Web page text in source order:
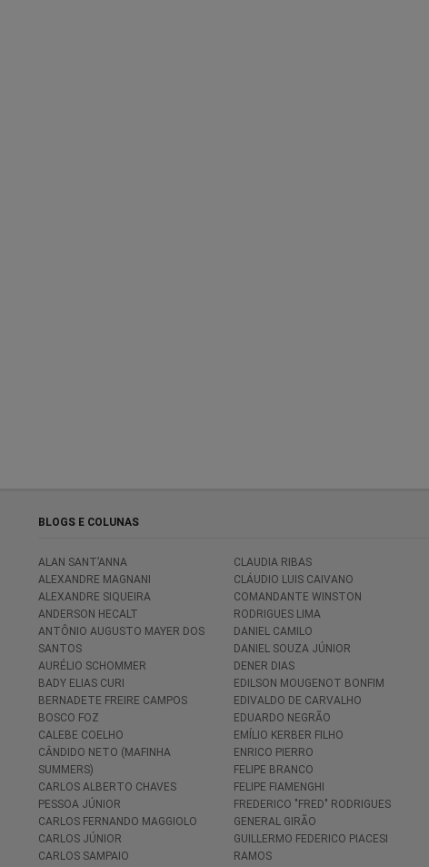
BLOGS E COLUNAS
ALAN SANT’ANNA
ALEXANDRE MAGNANI
ALEXANDRE SIQUEIRA
ANDERSON HECALT
ANTÔNIO AUGUSTO MAYER DOS
SANTOS
AURÉLIO SCHOMMER
BADY ELIAS CURI
BERNADETE FREIRE CAMPOS
BOSCO FOZ
CALEBE COELHO
CÂNDIDO NETO (MAFINHA
SUMMERS)
CARLOS ALBERTO CHAVES
PESSOA JÚNIOR
CARLOS FERNANDO MAGGIOLO
CARLOS JÚNIOR
CARLOS SAMPAIO
CLAUDIA RIBAS
CLÁUDIO LUIS CAIVANO
COMANDANTE WINSTON
RODRIGUES LIMA
DANIEL CAMILO
DANIEL SOUZA JÚNIOR
DENER DIAS
EDILSON MOUGENOT BONFIM
EDIVALDO DE CARVALHO
EDUARDO NEGRÃO
EMÍLIO KERBER FILHO
ENRICO PIERRO
FELIPE BRANCO
FELIPE FIAMENGHI
FREDERICO "FRED" RODRIGUES
GENERAL GIRÃO
GUILLERMO FEDERICO PIACESI
RAMOS